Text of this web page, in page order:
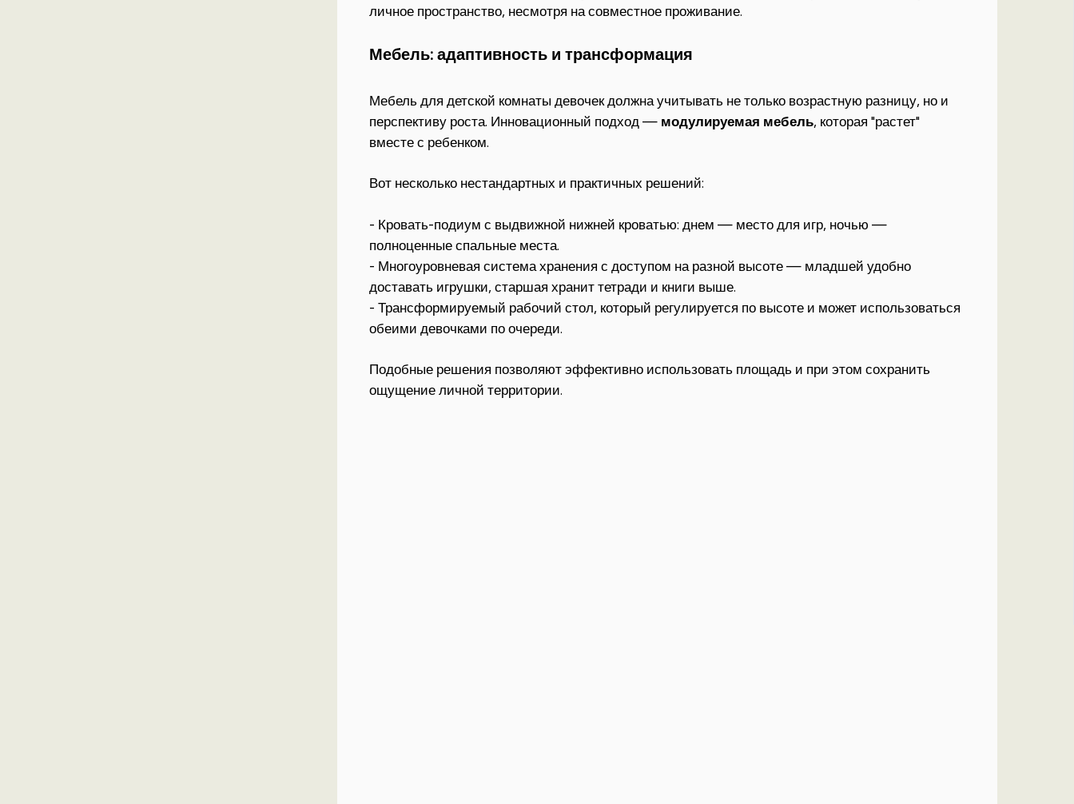
личное пространство, несмотря на совместное проживание.
Мебель: адаптивность и трансформация
Мебель для детской комнаты девочек должна учитывать не только возрастную разницу, но и
перспективу роста. Инновационный подход — модулируемая мебель, которая "растет"
вместе с ребенком.
Вот несколько нестандартных и практичных решений:
- Кровать-подиум с выдвижной нижней кроватью: днем — место для игр, ночью —
полноценные спальные места.
- Многоуровневая система хранения с доступом на разной высоте — младшей удобно
доставать игрушки, старшая хранит тетради и книги выше.
- Трансформируемый рабочий стол, который регулируется по высоте и может использоваться
обеими девочками по очереди.
Подобные решения позволяют эффективно использовать площадь и при этом сохранить
ощущение личной территории.